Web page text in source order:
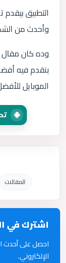
المقالات
اشترك في
احصل على أحدث
الإلكتروني.
التطبيق
وأحدث من
وده كان مقال
بنقدم فيه
الموبايل